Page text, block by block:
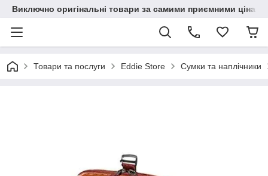
Виключно оригінальні товари за самими приємними
Товари та послуги Eddie Store Сумки та наплічники